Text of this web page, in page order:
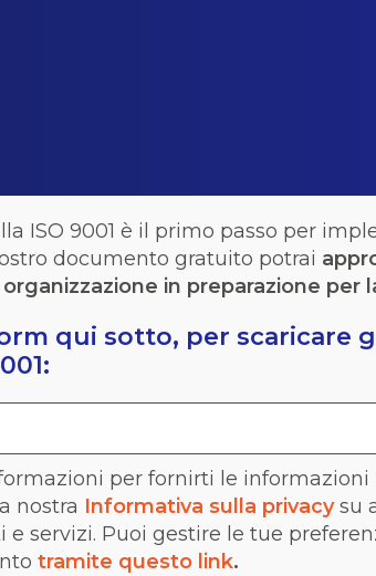
ISO 9001 è il primo passo per
documento gratuito potrai
in preparazione per
qui sotto, per scaricare
per fornirti le informazioni
nostra Informativa sulla privacysu
servizi. Puoi gestire le tue
tramite questo link.